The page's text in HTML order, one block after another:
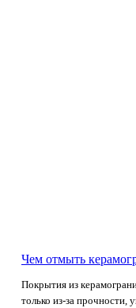
Чем отмыть
Покрытия из
только из-за прочности,